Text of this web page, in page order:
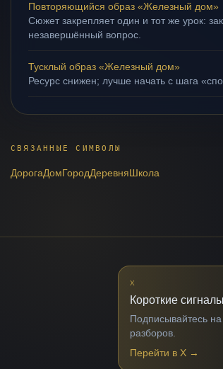
Повторяющийся образ «Железный дом»
Сюжет закрепляет один и тот же урок:
незавершённый вопрос.
Тусклый образ «Железный дом»
Ресурс снижен; лучше начать с шага
СВЯЗАННЫЕ СИМВОЛЫ
ДорогаДомГородДеревняШкола
X
Короткие
Подписывайтесь
разборов.
Перейти в X →